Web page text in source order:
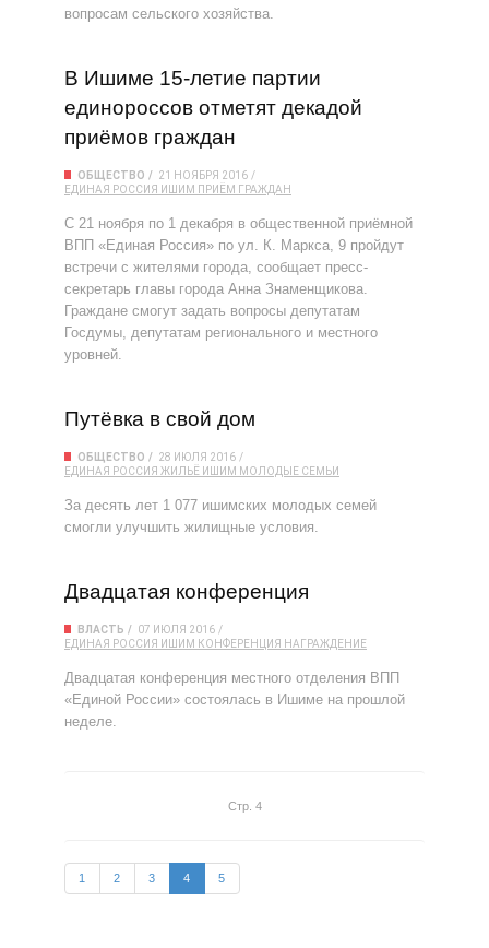
вопросам сельского хозяйства.
В Ишиме 15-летие партии
единороссов отметят декадой
приёмов граждан
ОБЩЕСТВО
21 НОЯБРЯ 2016
ЕДИНАЯ РОССИЯ ИШИМ ПРИЁМ ГРАЖДАН
С 21 ноября по 1 декабря в общественной приёмной
ВПП «Единая Россия» по ул. К. Маркса, 9 пройдут
встречи с жителями города, сообщает пресс-
секретарь главы города Анна Знаменщикова.
Граждане смогут задать вопросы депутатам
Госдумы, депутатам регионального и местного
уровней.
Путёвка в свой дом
ОБЩЕСТВО
28 ИЮЛЯ 2016
ЕДИНАЯ РОССИЯ ЖИЛЬЁ ИШИМ МОЛОДЫЕ СЕМЬИ
За десять лет 1 077 ишимских молодых семей
смогли улучшить жилищные условия.
Двадцатая конференция
ВЛАСТЬ
07 ИЮЛЯ 2016
ЕДИНАЯ РОССИЯ ИШИМ КОНФЕРЕНЦИЯ НАГРАЖДЕНИЕ
Двадцатая конференция местного отделения ВПП
«Единой России» состоялась в Ишиме на прошлой
неделе.
Стр. 4
1 2 3 4 5